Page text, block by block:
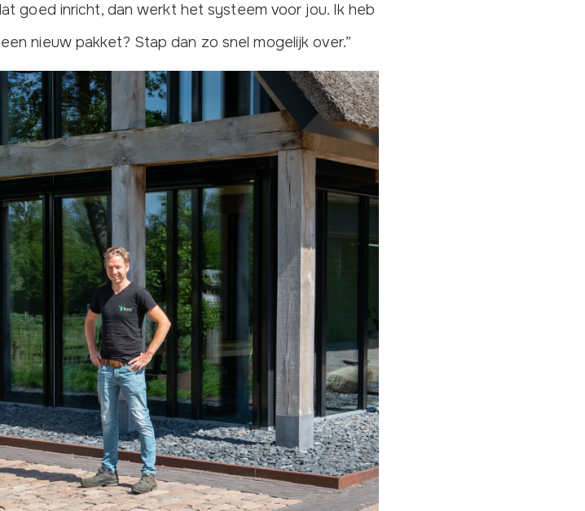
goed inricht, dan werkt het systeem voor jou. Ik heb
nieuw pakket? Stap dan zo snel mogelijk over.”